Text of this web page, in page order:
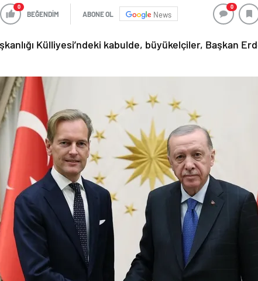
0
BEĞENDİM ABONE OL News
0
Külliyesi’ndeki kabulde, büyükelçiler, Başkan